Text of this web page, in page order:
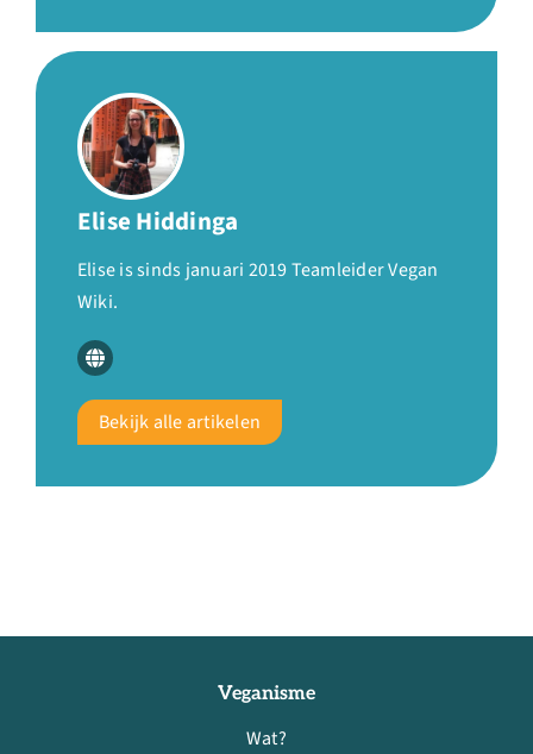
Elise Hiddinga
Elise is sinds januari 2019 Teamleider Vegan
Wiki.
Bekijk alle artikelen
Veganisme
Wat?